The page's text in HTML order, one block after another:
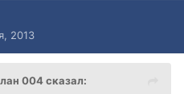
2013
004 сказал: